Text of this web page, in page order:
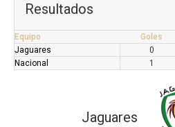
Resultados
Equipo Goles
Jaguares
0
Nacional
1
Jaguares